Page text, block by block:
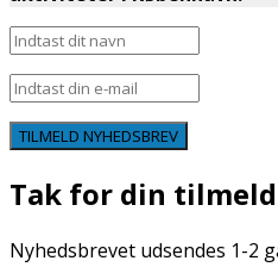
TILMELD NYHEDSBREV
Tak for din
Nyhedsbrevet udsendes 1-2